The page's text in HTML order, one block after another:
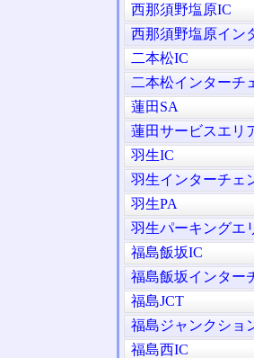
西那須野塩原IC
西那須野塩原イン
二本松IC
二本松インターチ
蓮田SA
蓮田サービスエリ
羽生IC
羽生インターチェ
羽生PA
羽生パーキングエ
福島飯坂IC
福島飯坂インター
福島JCT
福島ジャンクショ
福島西IC